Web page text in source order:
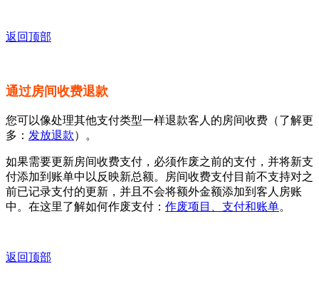
返回顶部
通过房间收费退款
您可以像处理其他支付类型一样退款客人的房间收费（了解更
多： 发放退款）。
如果需要更新房间收费支付，必须作废之前的支付，并将新支
付添加到账单中以反映新总额。房间收费支付目前不支持对之
前已记录支付的更新，并且不会将额外金额添加到客人房账
中。在这里了解如何作废支付： 作废项目、支付和账单。
返回顶部